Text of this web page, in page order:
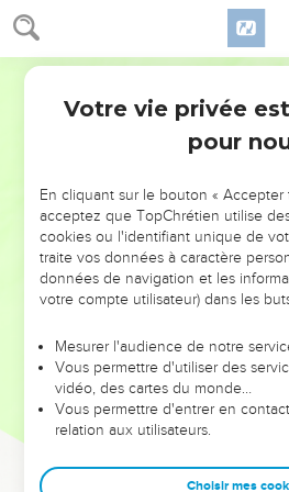
NE MANQUEZ PAS
DE
ET SI LEURS ERREURS
VOTRES ?
leur foi ou leur vision. Mais on voit
et les saisons difficiles qu'ils ont
sont elles qui les ont
Dans cette conférence, leaders,
clés pour avancer avec plus de
Votre vie privée
pour
En cliquant sur le bouton «
acceptez que TopChrétien utilise
cookies ou l'identifiant unique de
traite vos données à caractère
données de navigation et les
votre compte utilisateur) dans les
Mesurer l'audience de notre
Vous permettre d'utiliser des
vidéo, des cartes du monde…
Vous permettre d'entrer en
relation aux utilisateurs.
Choisir mes